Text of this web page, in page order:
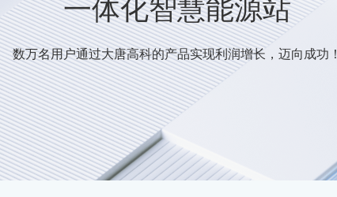
一体化智慧能源站
数万名用户通过大唐高科的产品实现利润增长，迈向成功！